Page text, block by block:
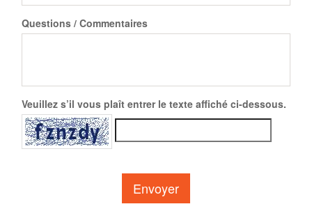
Questions / Commentaires
Veuillez s’il vous plaît entrer le texte affiché ci-dessous.
Envoyer